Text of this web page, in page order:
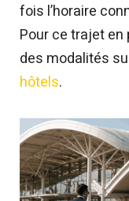
fois l’horaire
Pour ce trajet
des modalités
hôtels.